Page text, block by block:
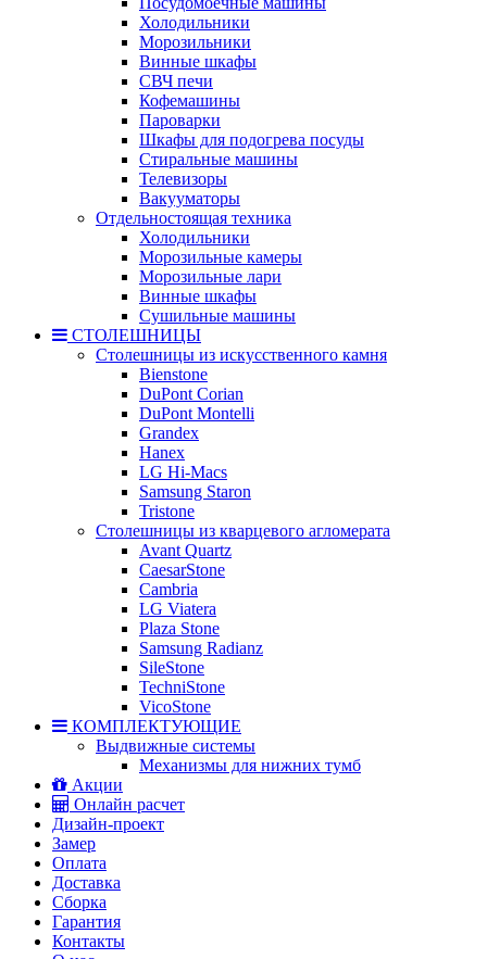
Холодильники
Морозильники
Винные шкафы
СВЧ печи
Кофемашины
Пароварки
Шкафы для подогрева посуды
Стиральные машины
Телевизоры
Вакууматоры
Отдельностоящая техника
Холодильники
Морозильные камеры
Морозильные лари
Винные шкафы
Сушильные машины
СТОЛЕШНИЦЫ
Столешницы из искусственного камня
Bienstone
DuPont Corian
DuPont Montelli
Grandex
Hanex
LG Hi-Macs
Samsung Staron
Tristone
Столешницы из кварцевого агломерата
Avant Quartz
CaesarStone
Cambria
LG Viatera
Plaza Stone
Samsung Radianz
SileStone
TechniStone
VicoStone
КОМПЛЕКТУЮЩИЕ
Выдвижные системы
Механизмы для нижних тумб
Акции
Онлайн расчет
Дизайн-проект
Замер
Оплата
Доставка
Сборка
Гарантия
Контакты